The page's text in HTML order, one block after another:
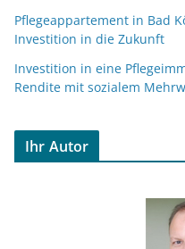
Pflegeappartement in Bad
Investition in die Zukunft
Investition in eine
Rendite mit sozialem
Ihr Autor